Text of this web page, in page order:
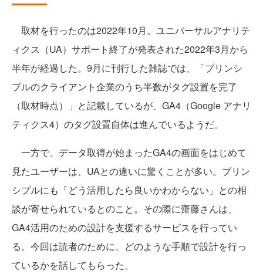
取材を行ったのは2022年10月。ユニバーサルアナリテ
ィクス（UA）サポート終了が発表された2022年3月から
半年が経過した。9月に刊行した雑誌では、「プリンシ
プルのクライアント企業のうち半数がタグ設置を完了
（取材時点）」と記載しているが、GA4（Google アナリ
ティクス4）のタグ設置自体は進んでいるようだ。
一方で、データ取得が始まったGA4の画面をはじめて
見たユーザーは、UAとの違いに驚くことが多い。プリン
シプルにも「どう活用したら良いかわからない」との相
談が寄せられているとのこと。その際に齋藤さんは、
GA4活用のための設計を支援するサービスを行ってい
る。今回は読者のために、どのような手順で設計を行っ
ているかを話してもらった。